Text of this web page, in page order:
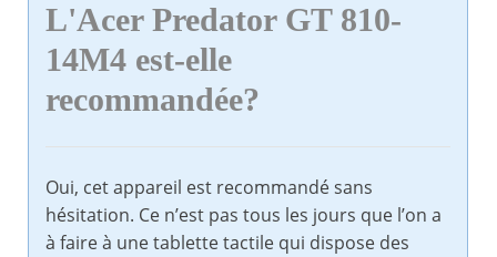
L'Acer Predator GT 810-
14M4 est-elle
recommandée?
Oui, cet appareil est recommandé sans
hésitation. Ce n’est pas tous les jours que l’on a
à faire à une tablette tactile qui dispose des